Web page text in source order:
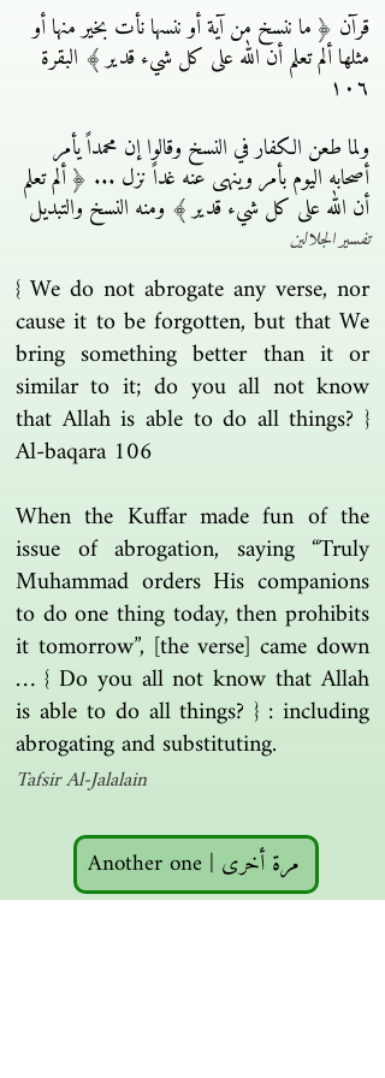
قرآن ﴿ ما ننسخ من آية أو ننسها نأت بخير منها أو
مثلها ألم تعلم أن الله على كل شيء قدير ﴾ البقرة
١٠٦
ولما طعن الكفار في النسخ وقالوا إن محمداً يأمر
أصحابه اليوم بأمر وينهى عنه غداً نزل ... ﴿ ألم تعلم
أن الله على كل شيء قدير ﴾ ومنه النسخ والتبديل
تفسير الجلالين
{ We do not abrogate any verse, nor
cause it to be forgotten, but that We
bring something better than it or
similar to it; do you all not know
that Allah is able to do all things? }
Al-baqara 106
When the Kuffar made fun of the
issue of abrogation, saying “Truly
Muhammad orders His companions
to do one thing today, then prohibits
it tomorrow”, [the verse] came down
… { Do you all not know that Allah
is able to do all things? } : including
abrogating and substituting.
Tafsir Al-Jalalain
Another one | مرة أخرى